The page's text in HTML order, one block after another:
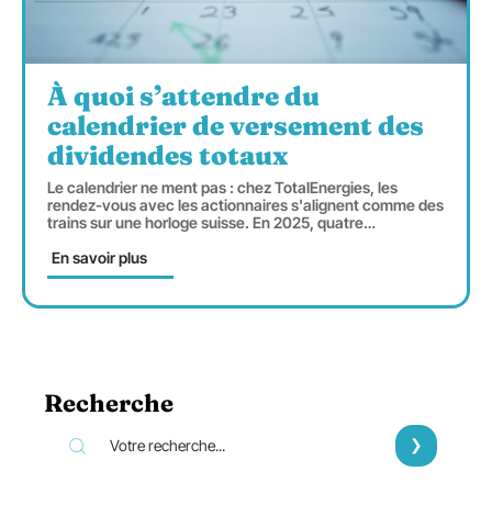
À quoi s’attendre du
calendrier de versement des
dividendes totaux
Le calendrier ne ment pas : chez TotalEnergies, les
rendez-vous avec les actionnaires s'alignent comme des
trains sur une horloge suisse. En 2025, quatre…
En savoir plus
Recherche